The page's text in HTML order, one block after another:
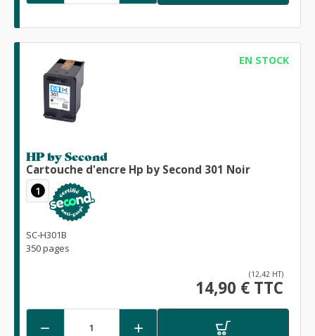
EN STOCK
HP by Second
Cartouche d'encre Hp by Second 301 Noir
1
SC-H301B
350 pages
(12,42 HT)
14,90 € TTC
 